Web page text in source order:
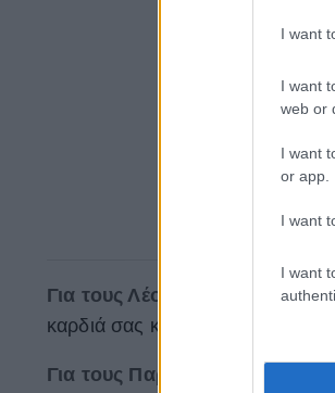
I want
I want
web or
I want
or app.
I want
I want
Για τους Λέοντες
, δημιουργική
καρδιά σας και σας κάνει να
Για τους Παρθένους
, δεν